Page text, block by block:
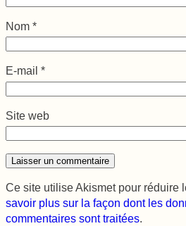
Nom *
E-mail *
Site web
Ce site utilise Akismet pour réduire
savoir plus sur la façon dont les
commentaires sont traitées.